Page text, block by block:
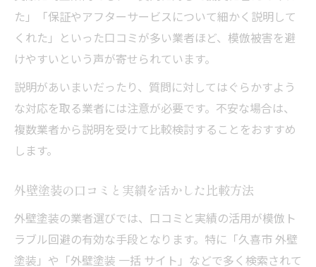
た」「保証やアフターサービスについて細かく説明して
くれた」といった口コミが多い業者ほど、模倣被害を避
けやすいという声が寄せられています。
説明があいまいだったり、質問に対してはぐらかすよう
な対応を取る業者には注意が必要です。不安な場合は、
複数業者から説明を受けて比較検討することをおすすめ
します。
外壁塗装の口コミと実績を活かした比較方法
外壁塗装の業者選びでは、口コミと実績の活用が模倣ト
ラブル回避の有効な手段となります。特に「久喜市 外壁
塗装」や「外壁塗装 一括 サイト」などで多く検索されて